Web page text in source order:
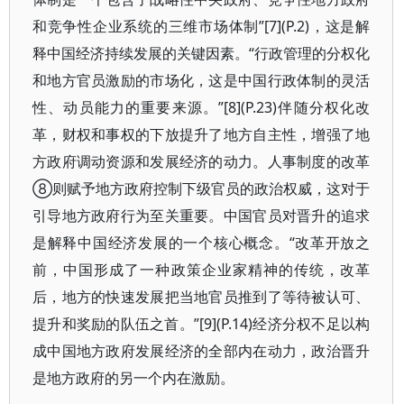
和竞争性企业系统的三维市场体制”[7](P.2)，这是解
释中国经济持续发展的关键因素。“行政管理的分权化
和地方官员激励的市场化，这是中国行政体制的灵活
性、动员能力的重要来源。”[8](P.23)伴随分权化改
革，财权和事权的下放提升了地方自主性，增强了地
方政府调动资源和发展经济的动力。人事制度的改革
⑧则赋予地方政府控制下级官员的政治权威，这对于
引导地方政府行为至关重要。中国官员对晋升的追求
是解释中国经济发展的一个核心概念。“改革开放之
前，中国形成了一种政策企业家精神的传统，改革
后，地方的快速发展把当地官员推到了等待被认可、
提升和奖励的队伍之首。”[9](P.14)经济分权不足以构
成中国地方政府发展经济的全部内在动力，政治晋升
是地方政府的另一个内在激励。